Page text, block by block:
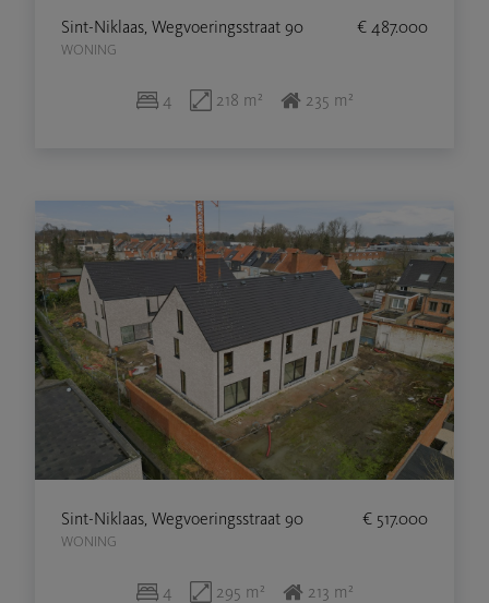
Sint-Niklaas, Wegvoeringsstraat 90
WONING
€ 487.000
4 218 m² 235 m²
Sint-Niklaas, Wegvoeringsstraat 90
WONING
€ 517.000
4 295 m² 213 m²